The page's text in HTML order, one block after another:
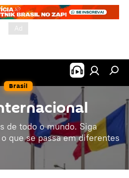
Brasil
de todo o mundo. Siga
que se passa em diferentes